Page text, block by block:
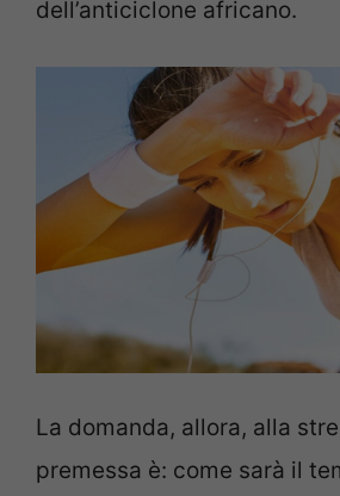
dell’anticiclone africano.
La domanda, allora, alla
premessa è: come sarà il